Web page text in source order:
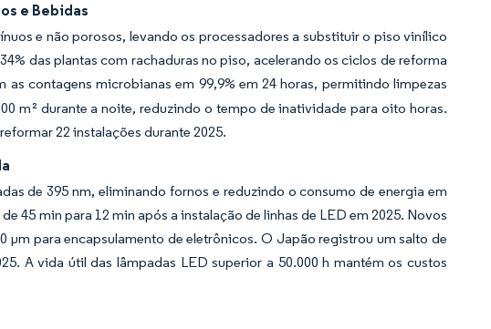
e Bebidas
e não porosos, levando os processadores a substituir o piso vinílico
das plantas com rachaduras no piso, acelerando os ciclos de reforma
contagens microbianas em 99,9% em 24 horas, permitindo limpezas
m² durante a noite, reduzindo o tempo de inatividade para oito horas.
22 instalações durante 2025.
de 395 nm, eliminando fornos e reduzindo o consumo de energia em
45 min para 12 min após a instalação de linhas de LED em 2025. Novos
para encapsulamento de eletrônicos. O Japão registrou um salto de
A vida útil das lâmpadas LED superior a 50.000 h mantém os custos